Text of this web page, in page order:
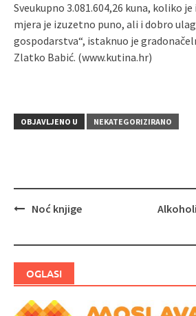
Sveukupno 3.081.604,26 kuna, koliko
mjera je izuzetno puno, ali i dobro
gospodarstva“, istaknuo je
Zlatko Babić. (www.kutina.hr)
OBJAVLJENO U NEKATEGORIZIRANO
Noć knjige
OGLASI